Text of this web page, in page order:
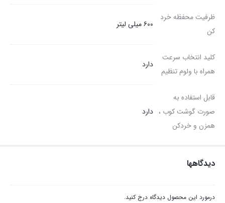
ظرفیت محفظه خرد
کن
۶۰۰ میلی لیتر
کلید انتخاب سرعت
همراه با ولوم تنظیم
دارد
قابل استفاده به
صورت گوشت کوب ،
همزن و خردکن
دارد
دیدگاهها
درمورد این محصول دیدگاه درج کنید.